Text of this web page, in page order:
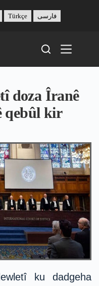
Türkçe فارسی
doza Îranê
qebûl kir
ku dadgeha